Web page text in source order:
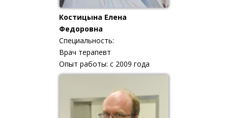
Костицына Елена
Федоровна
Специальность:
Врач терапевт
Опыт работы: с 2009 года